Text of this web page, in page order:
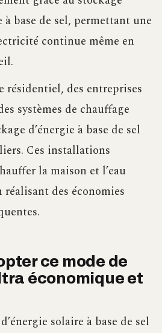
à base de sel, permettant une
continue même en
résidentiel, des entreprises
systèmes de chauffage
d’énergie à base de sel
Ces installations
la maison et l’eau
des économies
ce mode de
économique et
solaire à base de sel